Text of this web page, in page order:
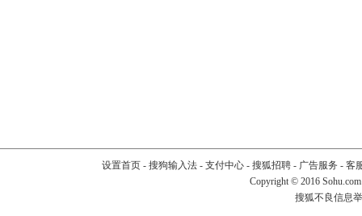
设置首页- 搜狗输入法- 支付中心- 搜狐招聘- 广告服务 - 客
Copyright © 2016
搜狐不良信息